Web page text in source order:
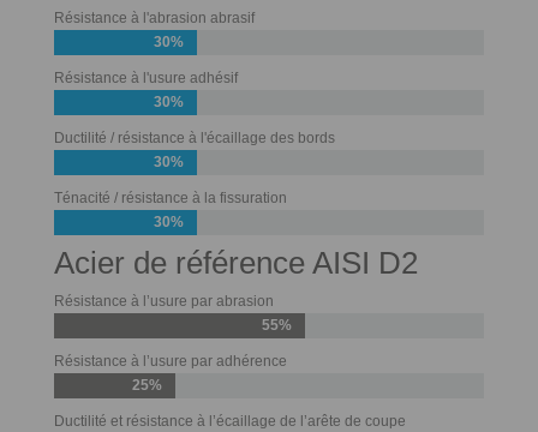
Résistance à l'abrasion abrasif
30%
Résistance à l'usure adhésif
30%
Ductilité / résistance à l'écaillage des bords
30%
Ténacité / résistance à la fissuration
30%
Acier de référence AISI D2
Résistance à l’usure par abrasion
55%
Résistance à l’usure par adhérence
25%
Ductilité et résistance à l’écaillage de l’arête de coupe